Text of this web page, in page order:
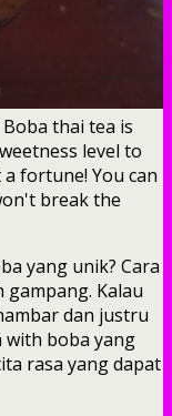
thai tea is
level to
fortune! You can
break the
yang unik? Cara
Kalau
dan justru
with boba yang
rasa yang dapat